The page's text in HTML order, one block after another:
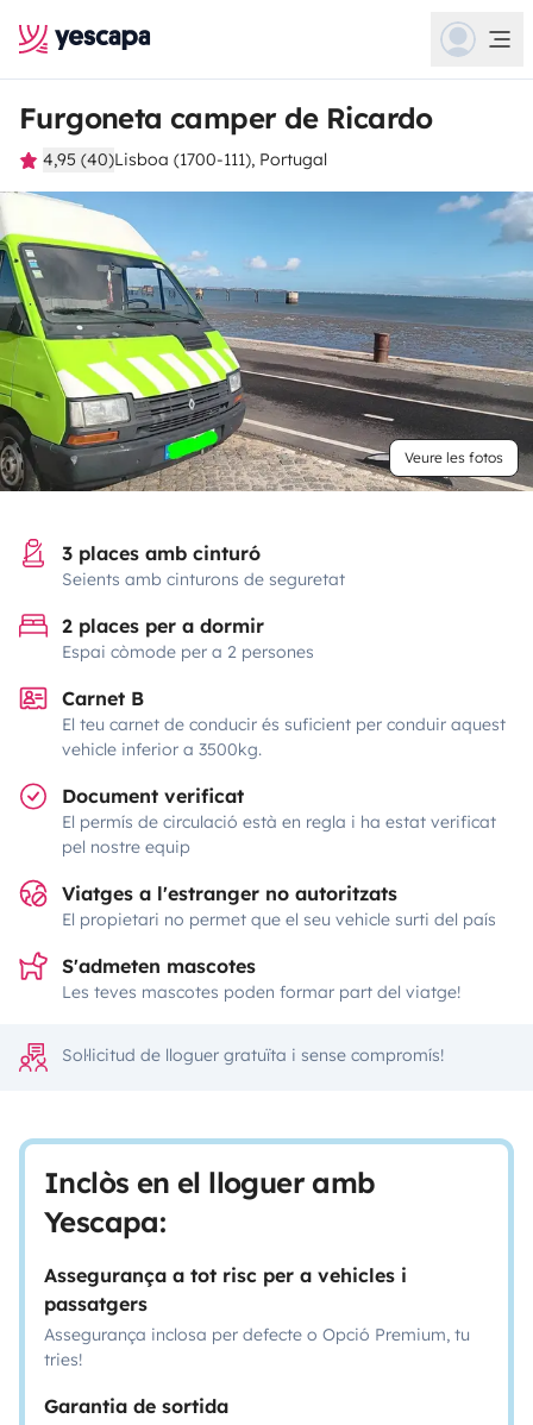
Furgoneta camper de Ricardo
4,95 (40)Lisboa (1700-111), Portugal
Veure les fotos
3 places amb cinturó
Seients amb cinturons de seguretat
2 places per a dormir
Espai còmode per a 2 persones
Carnet B
El teu carnet de conducir és suficient per conduir aquest
vehicle inferior a 3500kg.
Document verificat
El permís de circulació està en regla i ha estat verificat
pel nostre equip
Viatges a l'estranger no autoritzats
El propietari no permet que el seu vehicle surti del país
S'admeten mascotes
Les teves mascotes poden formar part del viatge!
Sol·licitud de lloguer gratuïta i sense compromís!
Inclòs en el lloguer amb
Yescapa:
Assegurança a tot risc per a vehicles i
passatgers
Assegurança inclosa per defecte o Opció Premium, tu
tries!
Garantia de sortida